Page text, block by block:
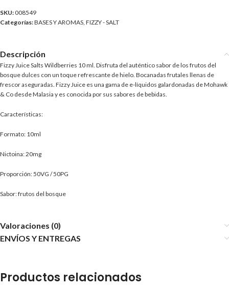
SKU: 008549
Categorías:BASES Y AROMAS, FIZZY - SALT
Descripción
Fizzy Juice Salts Wildberries 10 ml. Disfruta del auténtico sabor de los frutos del
bosque dulces con un toque refrescante de hielo. Bocanadas frutales llenas de
frescor aseguradas. Fizzy Juice es una gama de e-líquidos galardonadas de Mohawk
& Co desde Malasia y es conocida por sus sabores de bebidas.
Características:
Formato: 10ml
Nictoina: 20mg
Proporción: 50VG / 50PG
Sabor: frutos del bosque
Valoraciones (0)
ENVÍOS Y ENTREGAS
Productos relacionados